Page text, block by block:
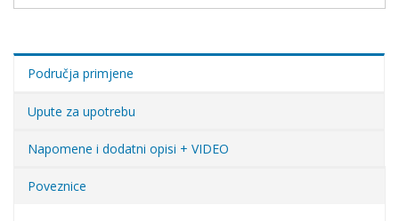
Područja primjene
Upute za upotrebu
Napomene i dodatni opisi + VIDEO
Poveznice